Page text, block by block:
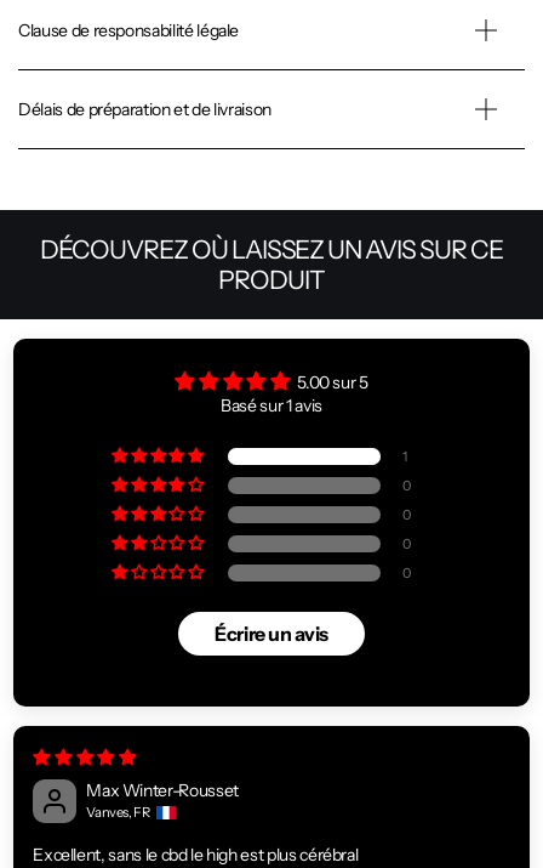
Clause de responsabilité légale
Délais de préparation et de livraison
DÉCOUVREZ OÙ LAISSEZ UN AVIS SUR CE
PRODUIT
5.00 sur 5
Basé sur 1 avis
1
0
0
0
0
Écrire un avis
Max Winter-Rousset
Vanves, FR
Excellent, sans le cbd le high est plus cérébral